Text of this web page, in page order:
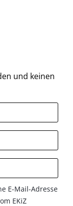
und keinen
E-Mail-Adresse
EKiZ